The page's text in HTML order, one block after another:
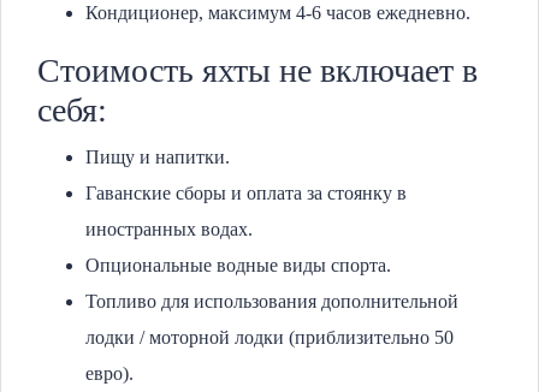
Кондиционер, максимум 4-6 часов ежедневно.
Стоимость яхты не включает в
себя:
Пищу и напитки.
Гаванские сборы и оплата за стоянку в
иностранных водах.
Опциональные водные виды спорта.
Топливо для использования дополнительной
лодки / моторной лодки (приблизительно 50
евро).